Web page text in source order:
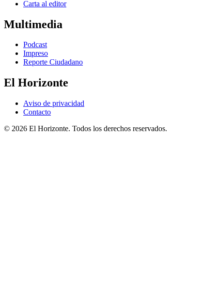
Carta al editor
Multimedia
Podcast
Impreso
Reporte Ciudadano
El Horizonte
Aviso de privacidad
Contacto
© 2026 El Horizonte. Todos los derechos reservados.